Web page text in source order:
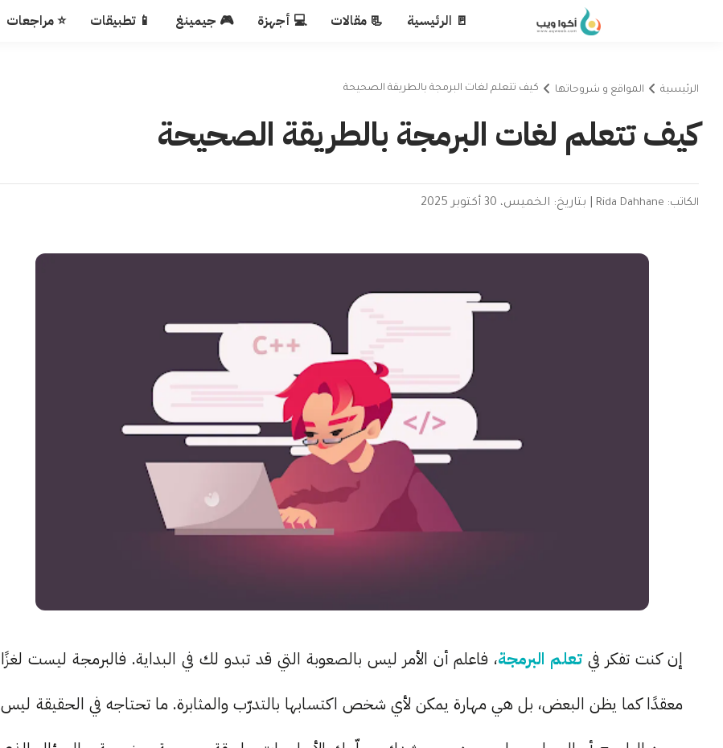
🚪 الرئيسية 📃 مقالات 💻 أجهزة 🎮 جيمينغ 📱 تطبيقات ⭐ مراجعات
الرئيسية المواقع و شروحاتها كيف تتعلم لغات البرمجة بالطريقة الصحيحة
كيف تتعلم لغات البرمجة بالطريقة الصحيحة
الكاتب: Rida Dahhane بتاريخ: الخميس، 30 أكتوبر 2025
إن كنت تفكر في تعلم البرمجة، فاعلم أن الأمر ليس بالصعوبة التي قد تبدو لك في البداية. فالبرمجة ليست لغزًا
معقدًا كما يظن البعض، بل هي مهارة يمكن لأي شخص اكتسابها بالتدرّب والمثابرة. ما تحتاجه في الحقيقة ليس